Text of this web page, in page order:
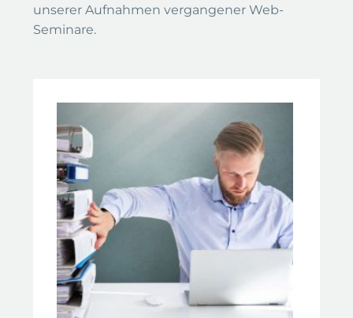
unserer Aufnahmen vergangener Web-
Seminare.